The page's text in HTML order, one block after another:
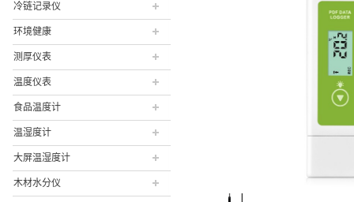
冷链记录仪
环境健康
测厚仪表
温度仪表
食品温度计
温湿度计
大屏温湿度计
木材水分仪